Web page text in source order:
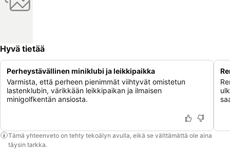
Hyvä tietää
Perheystävällinen miniklubi ja leikkipaikka
Varmista, että perheen pienimmät viihtyvät omistetun
lastenklubin, värikkään leikkipaikan ja ilmaisen
minigolfkentän ansiosta.
Tämä yhteenveto on tehty tekoälyn avulla, eikä se välttämättä ole aina
täysin tarkka.